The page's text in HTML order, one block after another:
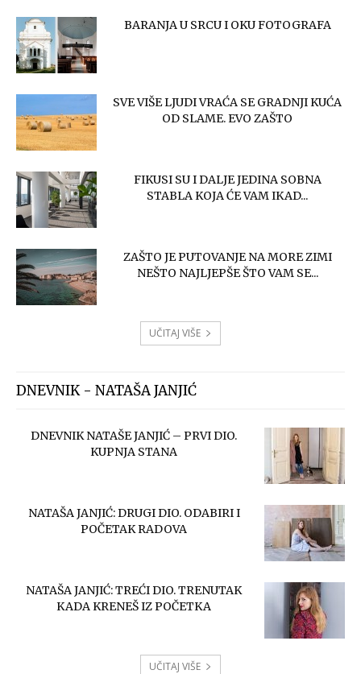
BARANJA U SRCU I OKU FOTOGRAFA
SVE VIŠE LJUDI VRAĆA SE GRADNJI KUĆA
OD SLAME. EVO ZAŠTO
FIKUSI SU I DALJE JEDINA SOBNA
STABLA KOJA ĆE VAM IKAD...
ZAŠTO JE PUTOVANJE NA MORE ZIMI
NEŠTO NAJLJEPŠE ŠTO VAM SE...
UČITAJ VIŠE
DNEVNIK - NATAŠA JANJIĆ
DNEVNIK NATAŠE JANJIĆ – PRVI DIO.
KUPNJA STANA
NATAŠA JANJIĆ: DRUGI DIO. ODABIRI I
POČETAK RADOVA
NATAŠA JANJIĆ: TREĆI DIO. TRENUTAK
KADA KRENEŠ IZ POČETKA
UČITAJ VIŠE